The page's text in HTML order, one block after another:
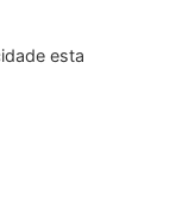
esta